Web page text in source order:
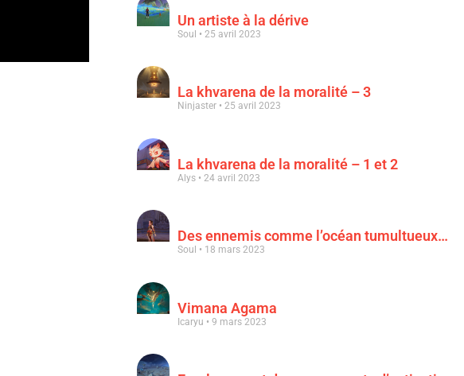
Un artiste à la dérive
Soul 25 avril 2023
La khvarena de la moralité – 3
Ninjaster 25 avril 2023
La khvarena de la moralité – 1 et 2
Alys 24 avril 2023
Des ennemis comme l’océan tumultueux…
Soul 18 mars 2023
Vimana Agama
Icaryu 9 mars 2023